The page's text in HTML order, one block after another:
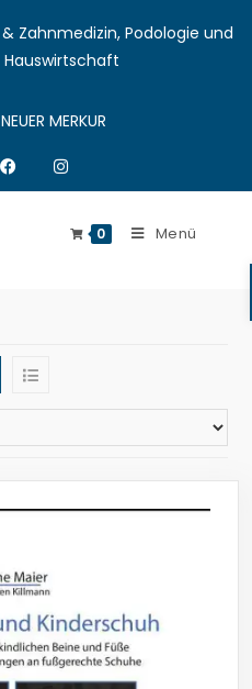
Zahnmedizin, Podologie und
Hauswirtschaft
MERKUR
0 Menü